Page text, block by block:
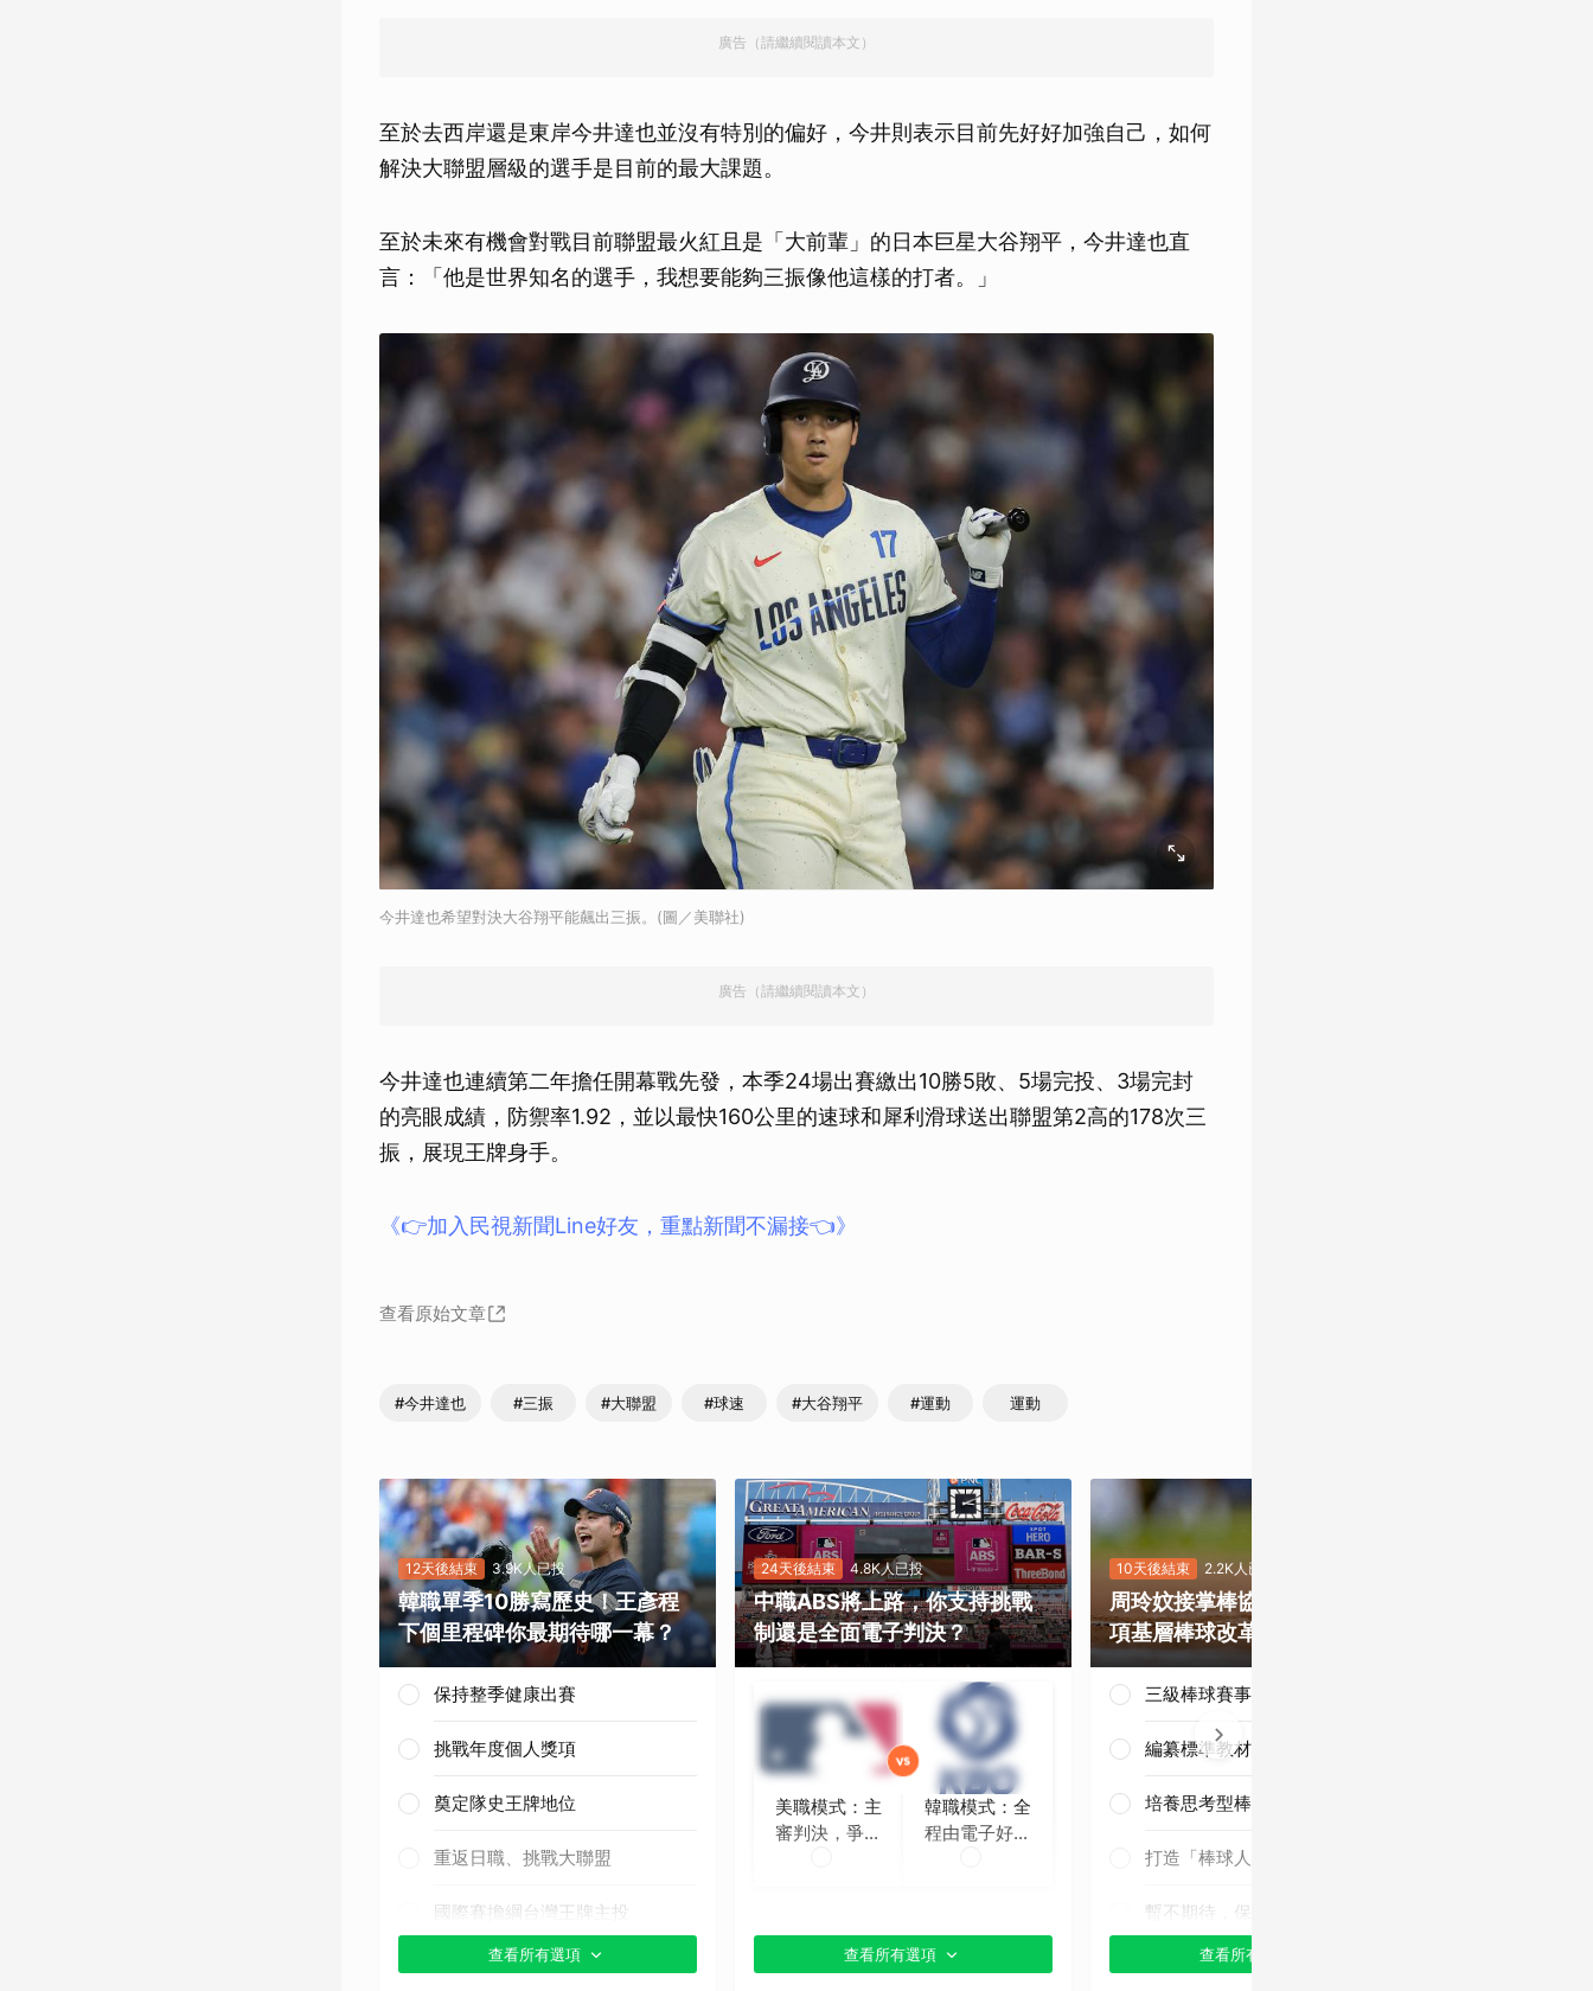
廣告（請繼續閱讀本文）
至於去西岸還是東岸今井達也並沒有特別的偏好，今井則表示目前先好好加強自己，如何
解決大聯盟層級的選手是目前的最大課題。
至於未來有機會對戰目前聯盟最火紅且是「大前輩」的日本巨星大谷翔平，今井達也直
言：「他是世界知名的選手，我想要能夠三振像他這樣的打者。」
今井達也希望對決大谷翔平能飆出三振。(圖／美聯社)
廣告（請繼續閱讀本文）
今井達也連續第二年擔任開幕戰先發，本季24場出賽繳出10勝5敗、5場完投、3場完封
的亮眼成績，防禦率1.92，並以最快160公里的速球和犀利滑球送出聯盟第2高的178次三
振，展現王牌身手。
《👉加入民視新聞Line好友，重點新聞不漏接👈》
查看原始文章
#今井達也 #三振 #大聯盟 #球速 #大谷翔平 #運動 運動
12天後結束 3.9K人已投
韓職單季10勝寫歷史！王彥程
下個里程碑你最期待哪一幕？
保持整季健康出賽
挑戰年度個人獎項
奠定隊史王牌地位
重返日職、挑戰大聯盟
國際賽擔綱台灣王牌主投
其他（歡迎貼文分享）
查看所有選項
24天後結束 4.8K人已投
中職ABS將上路，你支持挑戰
制還是全面電子判決？
美職模式：主
審判決，爭議
韓職模式：全
程由電子好球
查看所有選項
10天後結束 2.2K人已投
周玲妏接掌棒協，你最期待哪一
項基層棒球改革？
三級棒球賽事正常化
編纂標準教材與導入運科防護
培養思考型棒球人才
打造「棒球人之家」
暫不期待，保持觀望
查看所有選項